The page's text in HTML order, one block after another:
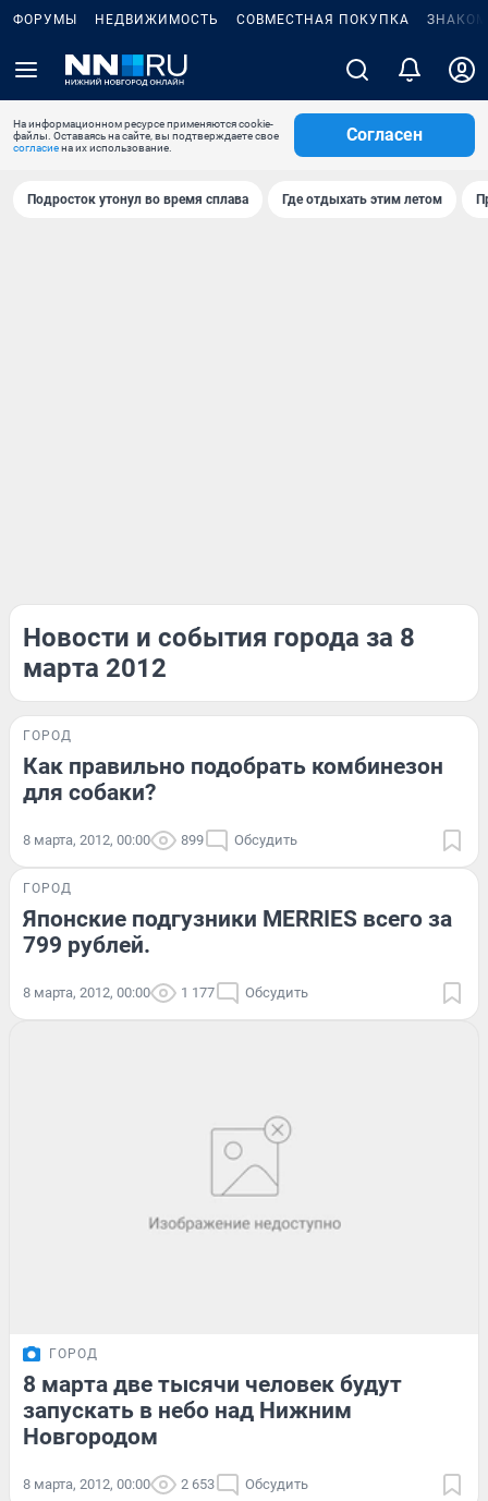
ФОРУМЫ НЕДВИЖИМОСТЬ СОВМЕСТНАЯ ПОКУПКА
На информационном ресурсе применяются cookie-
файлы. Оставаясь на сайте, вы подтверждаете свое
согласиена их использование.
Согласен
Подросток утонул во время сплава Где отдыхать этим летом
Новости и события города за 8
марта 2012
ГОРОД
Как правильно подобрать комбинезон
для собаки?
8 марта, 2012, 00:00 899 Обсудить
ГОРОД
Японские подгузники MERRIES всего за
799 рублей.
8 марта, 2012, 00:00 1 177 Обсудить
ГОРОД
8 марта две тысячи человек будут
запускать в небо над Нижним
Новгородом
8 марта, 2012, 00:00 2 653 Обсудить